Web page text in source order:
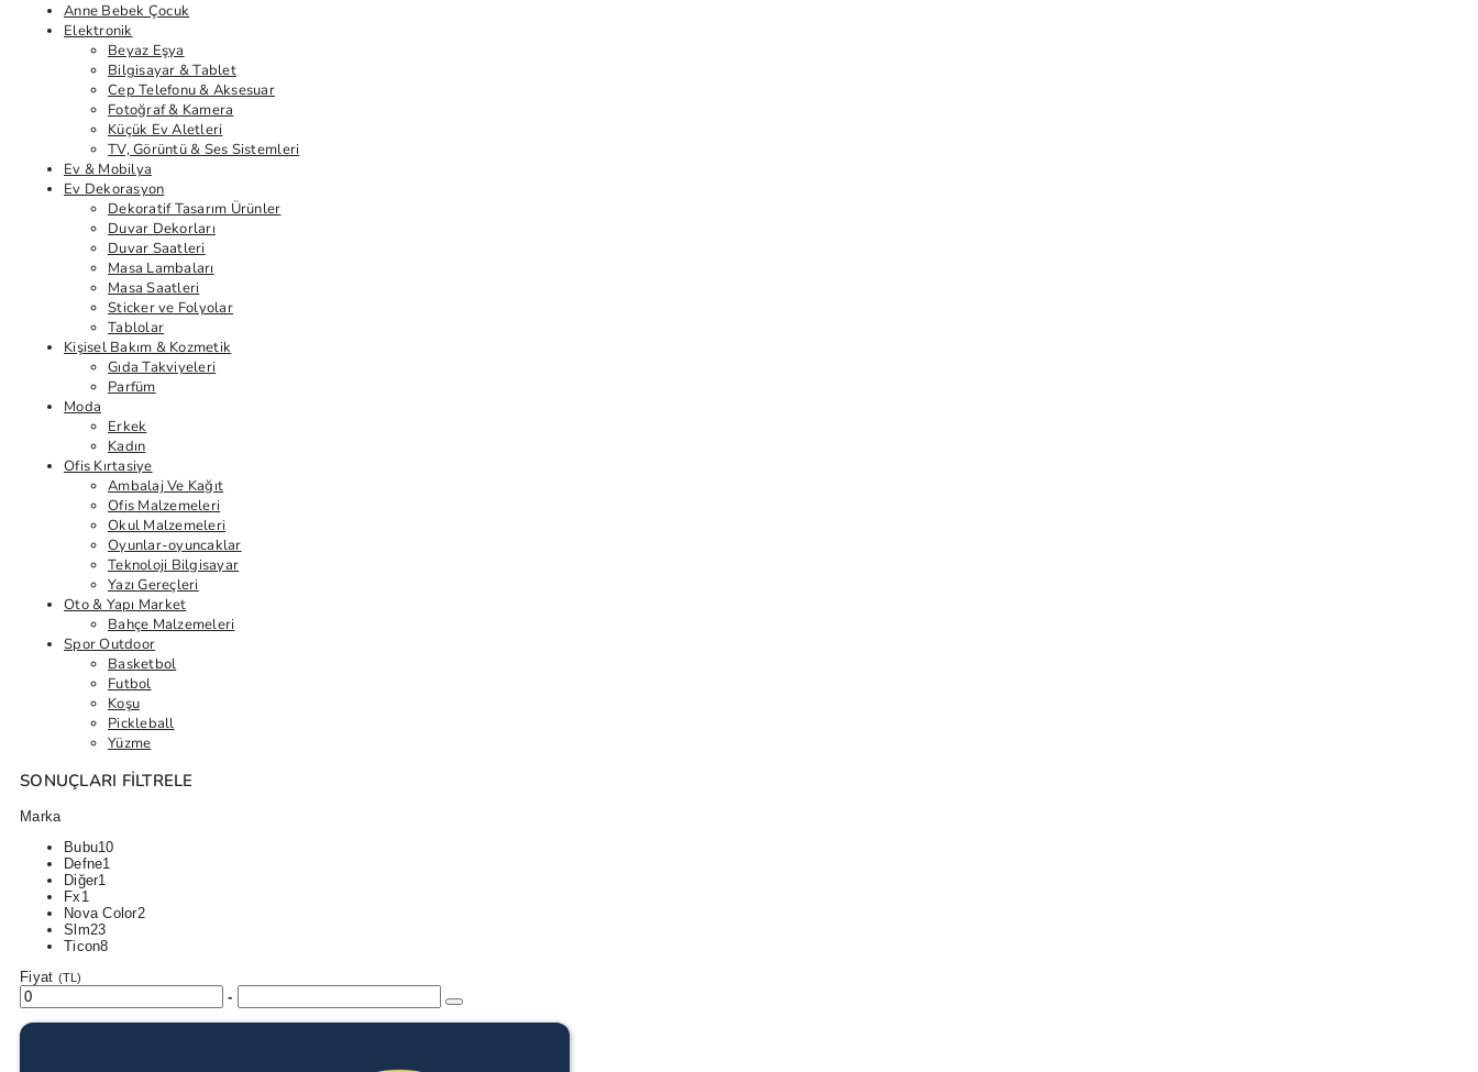
Anne Bebek Çocuk
Elektronik
Beyaz Eşya
Bilgisayar & Tablet
Cep Telefonu & Aksesuar
Fotoğraf & Kamera
Küçük Ev Aletleri
TV, Görüntü & Ses Sistemleri
Ev & Mobilya
Ev Dekorasyon
Dekoratif Tasarım Ürünler
Duvar Dekorları
Duvar Saatleri
Masa Lambaları
Masa Saatleri
Sticker ve Folyolar
Tablolar
Kişisel Bakım & Kozmetik
Gıda Takviyeleri
Parfüm
Moda
Erkek
Kadın
Ofis Kırtasiye
Ambalaj Ve Kağıt
Ofis Malzemeleri
Okul Malzemeleri
Oyunlar-oyuncaklar
Teknoloji Bilgisayar
Yazı Gereçleri
Oto & Yapı Market
Bahçe Malzemeleri
Spor Outdoor
Basketbol
Futbol
Koşu
Pickleball
Yüzme
SONUÇLARI FILTRELE
Marka
Bubu10
Defne1
Diğer1
Fx 1
Nova Color2
Slm23
Ticon8
Fiyat (TL)
-